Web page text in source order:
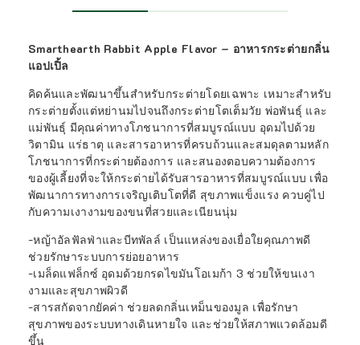
Smarthearth Rabbit Apple Flavor – อาหารกระต่ายกลิ่น
แอปเปิ้ล
คิดค้นและพัฒนาขึ้นสำหรับกระต่ายโดยเฉพาะ เหมาะสำหรับ
กระต่ายตั้งแต่หย่านมไปจนถึงกระต่ายโตเต็มวัย พ่อพันธุ์ และ
แม่พันธุ์ มีคุณค่าทางโภชนาการที่สมบูรณ์แบบ อุดมไปด้วย
วิตามิน แร่ธาตุ และสารอาหารที่ครบถ้วนและสมดุลตามหลัก
โภชนาการที่กระต่ายต้องการ และสนองตอบความต้องการ
ของผู้เลี้ยงที่จะให้กระต่ายได้รับสารอาหารที่สมบูรณ์แบบ เพื่อ
พัฒนาการทางการเจริญเติบโตที่ดี สุขภาพแข็งแรง ควบคู่ไป
กับความเงางามของขนที่สวยและเนียนนุ่ม
-หญ้าอัลฟัลฟ่าและบีทพัลล์ เป็นแหล่งของเยื่อใยคุณภาพดี
ช่วยรักษาระบบการย่อยอาหาร
-เมล็ดแฟล็กซ์ อุดมด้วยกรดไขมันโอเมก้า 3 ช่วยให้ขนเงา
งามและสุขภาพผิวดี
-สารสกัดจากยัคค่า ช่วยลดกลิ่นเหม็นของมูล เพื่อรักษา
สุขภาพของระบบทางเดินหายใจ และช่วยให้สภาพแวดล้อมดี
ขึ้น